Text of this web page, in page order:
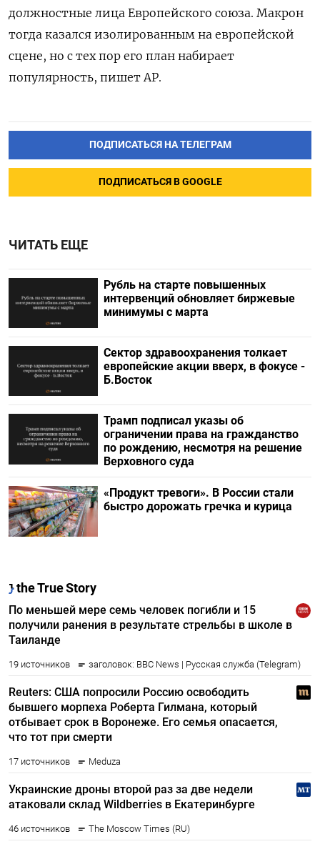
должностные лица Европейского союза. Макрон
тогда казался изолированным на европейской
сцене, но с тех пор его план набирает
популярность, пишет AP.
ПОДПИСАТЬСЯ НА ТЕЛЕГРАМ
ПОДПИСАТЬСЯ В GOOGLE
ЧИТАТЬ ЕЩЕ
Рубль на старте повышенных
интервенций обновляет биржевые
минимумы с марта
Сектор здравоохранения толкает
европейские акции вверх, в фокусе -
Б.Восток
Трамп подписал указы об
ограничении права на гражданство
по рождению, несмотря на решение
Верховного суда
«Продукт тревоги». В России стали
быстро дорожать гречка и курица